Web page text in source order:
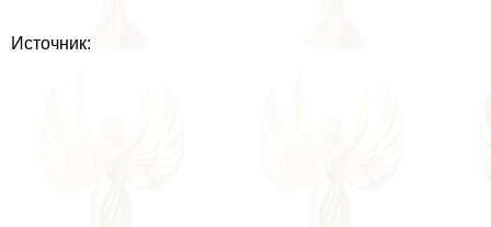
Источник: